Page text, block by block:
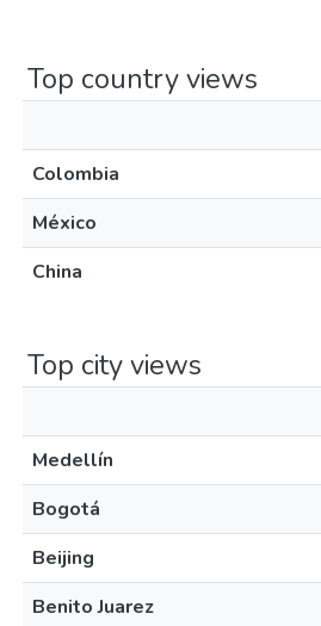
Top country views
Colombia
México
China
Top city views
Medellín
Bogotá
Beijing
Benito Juarez